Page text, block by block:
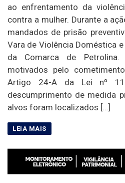
ao enfrentamento da
contra a mulher. Durante a
mandados de prisão
Vara de Violência Doméstica
da Comarca de
motivados pelo
Artigo 24-A da Lei nº
descumprimento de medida
alvos foram localizados […]